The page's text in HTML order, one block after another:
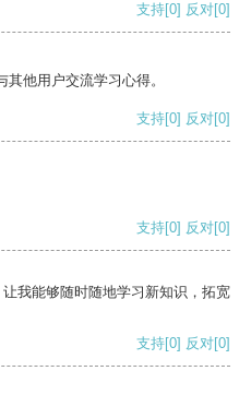
支持[0] 反对[0]
他用户交流学习心得。
支持[0] 反对[0]
支持[0] 反对[0]
我能够随时随地学习新知识，拓宽
支持[0] 反对[0]